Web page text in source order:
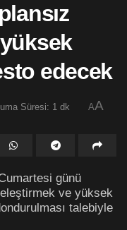
edecek
Süresi: 1 dk AA
günü
ve yüksek
talebiyle